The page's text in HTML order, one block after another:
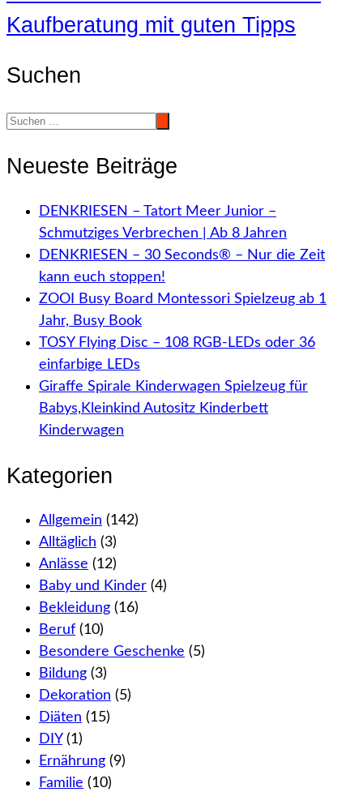
Kaufberatung mit guten Tipps
Suchen
Neueste Beiträge
DENKRIESEN – Tatort Meer Junior –
Schmutziges Verbrechen | Ab 8 Jahren
DENKRIESEN – 30 Seconds® – Nur die Zeit
kann euch stoppen!
ZOOI Busy Board Montessori Spielzeug ab 1
Jahr, Busy Book
TOSY Flying Disc – 108 RGB-LEDs oder 36
einfarbige LEDs
Giraffe Spirale Kinderwagen Spielzeug für
Babys,Kleinkind Autositz Kinderbett
Kinderwagen
Kategorien
Allgemein (142)
Alltäglich (3)
Anlässe (12)
Baby und Kinder (4)
Bekleidung (16)
Beruf (10)
Besondere Geschenke (5)
Bildung (3)
Dekoration (5)
Diäten (15)
DIY (1)
Ernährung (9)
Familie (10)